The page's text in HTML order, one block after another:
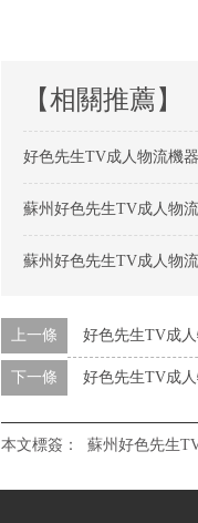
【相關推薦】
好色先生TV成人物流機
蘇州好色先生TV成人物
蘇州好色先生TV成人物
上一條 好色先生TV成
下一條 好色先生TV成
本文標簽： 蘇州好色先生